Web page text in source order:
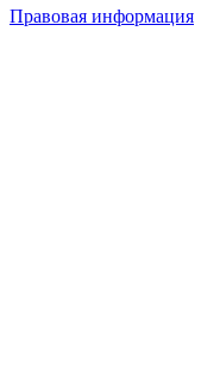
Правовая информация